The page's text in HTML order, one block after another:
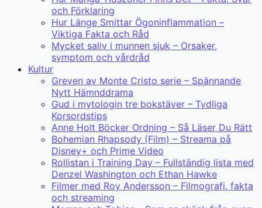
och Förklaring
Hur Länge Smittar Ögoninflammation –
Viktiga Fakta och Råd
Mycket saliv i munnen sjuk – Orsaker,
symptom och vårdråd
Kultur
Greven av Monte Cristo serie – Spännande
Nytt Hämnddrama
Gud i mytologin tre bokstäver – Tydliga
Korsordstips
Anne Holt Böcker Ordning – Så Läser Du Rätt
Bohemian Rhapsody (Film) – Streama på
Disney+ och Prime Video
Rollistan i Training Day – Fullständig lista med
Denzel Washington och Ethan Hawke
Filmer med Roy Andersson – Filmografi, fakta
och streaming